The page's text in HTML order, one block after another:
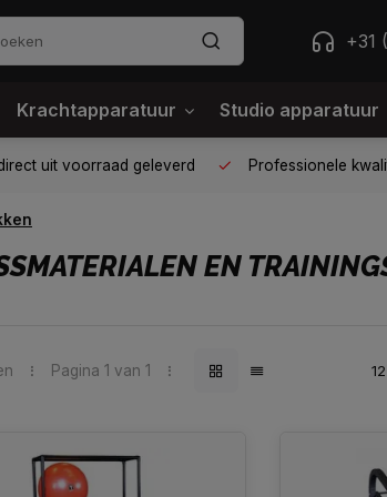
+31
Krachtapparatuur Studio apparatuur
uit voorraad geleverd Professionele
EN
Pagina 1 van 1